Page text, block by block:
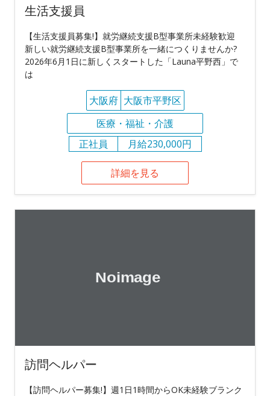
生活支援員
【生活支援員募集!】就労継続支援B型事業所未経験歓迎
新しい就労継続支援B型事業所を一緒につくりませんか?
2026年6月1日に新しくスタートした「Launa平野西」で
は
大阪府 大阪市平野区
医療・福祉・介護
正社員
月給230,000円
詳細を見る
訪問ヘルパー
【訪問ヘルパー募集!】週1日1時間からOK未経験ブランク